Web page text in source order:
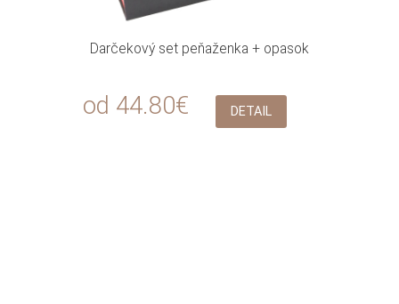
Darčekový set peňaženka + opasok
od 44.80€ DETAIL